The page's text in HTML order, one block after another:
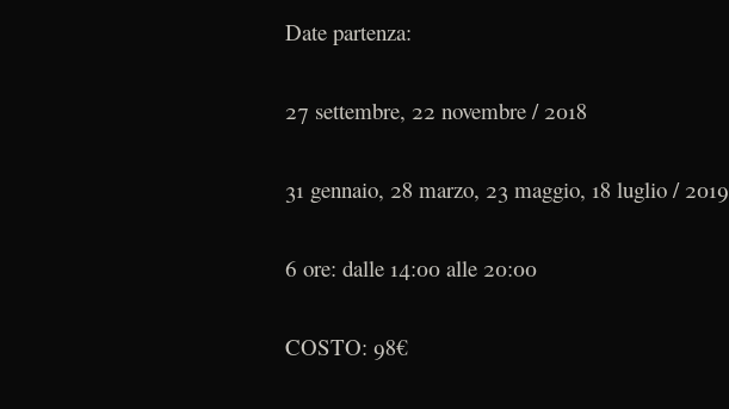
Date partenza:
27 settembre, 22 novembre / 2018
31 gennaio, 28 marzo, 23 maggio, 18 luglio / 2019
6 ore: dalle 14:00 alle 20:00
COSTO: 98€